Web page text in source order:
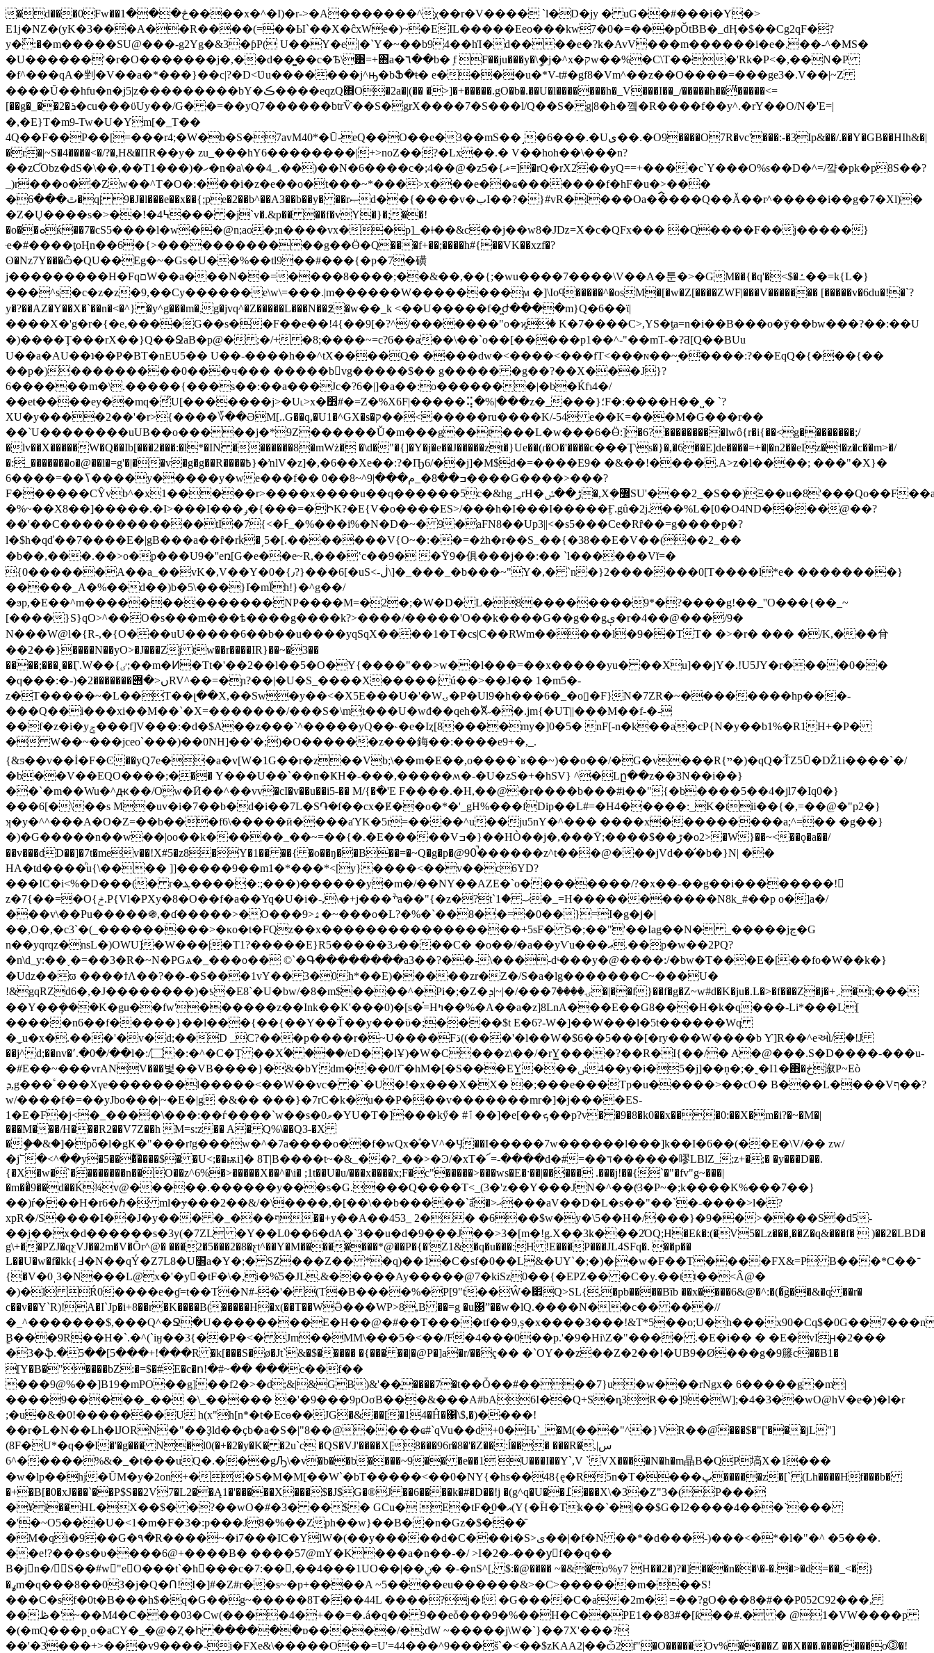
�d���0Fw��څ���1����x�^�I)�r->�A�������^χ��r�V���� `l�D�jy � uG��#���i�Y�>
E1j�NZ�(yK�3���A��R����(=��Ы`��X�ĉxWe�)~�EIL�����Eeo���kw7�0�=���pǑtBB�_dӉ�$��Cg2qF�?
y�ٔ:�؜�m�����SU@���-g2Yg�&3�ƥP( U��Y�e|�`Y�~��b94��hΊ�d����e�?k�AvV���m������i�e�,��-^�MS�
�U������'�r�O�������j�,��d��͚��c�Ѣ\͸=+΋a�٦��b�ٟ f F��ju���y�\ީ�j�^x�קw��%�C\T���'Rk�P<�,��N�P
�f^���qA�剉�V��a�*���}��c|?�D<Ʋu�������j^ԣ�bՖ�ŧ� e���̪�u�*V-t#�gf8�Vm^��z��O����=���ge3�.V��|~Z
����Ŭ��hfu�n�j5|z���������bY�ڪ����eqzQ΋O�2a�|(�� �>]�+�����.gO�b�.��U�l�������h�_V���I��_/�����h��ͧ�����<=
[��g�_��2�ܪ�cu���ϋUy��/G� �=��yQ7������btrѶ��S�grX����7�S���l/Q��S� g|8�h�꼨�R����f��y^.�rY��O/N�'E=|
�,�E}T�m9˗Tw�U�Ym[�_T��
4Q��F��P��[=���r4;�W�b�S�7avM40*�Ū-eQ��O��e�3��mS��˼�6���.�Uی��.�O9����O7R�vc'���:-�3Ip&��/.��Y�GB��HIh&�|
�r�|~S�4����<�/?�,H&�ПR��y� zu_���hY6��������|+>noZ��?�Lx��.� V��hoh��\���n?
��zƇObz�dS�\��,��T1���)�ހ�n�a\��4_.��)��N�6����c�;4��@�z5�{ޜ=]�rQ�rX2͐��yQ==+����c`Y���O%s��D�^=/꺜�pk�p8S��?
_)r���o��Zw��^T�O�:���i�z�e��o�t���~*���>x���e��ҩ�������f�hF�u�>���
�ٿ���6�q| 9�J�l�̛��e��x��{;pe�2��b^��A3��b��y� ��rޞd��{����v�بI��?�}#vR�l���Oa�꛰����Q��Ǎ��r^�����i��g�7�Xl)�
�Z�Ų����s�>��!�߆4��� �j`v�.&p�� ��f�vY�}�;��!
�o��ܘќ��7�cS5����l�w��@n;ao�;n����vx��p]_�ǂ��&c��j��w8�Jǲ=X�c�QFx��� �Q����F��j�����}
ҽ�#����ţoӉn��6�{>������������g��Ӫ�Q���f+��;����h#{��VK��xzf�?
ʘ�Nz7Y���ѽ�QU��Eg�~�Gs�U��%��tl9��#���{�p�7�磺
j���������H�FqםW��a���N��=����8����;��&��,��{;�wu����7����\V��A�툰�>�GM��{�q'�<$�ߑ��=k{L�}
���^s�c�z�z�9,��Cy������e\w\=���.|m������W��������ϻ �]\Ioϥ�����^�osM�[�w�Z[����ZWF|���V������� [�����v�6du�!�`?
y�?��AZ�Y��X�`��n�<�^} �y^g���m�,g�jvq^�Z�����L���N��߶�w��_k <��U�����f�͖ժ����m}Q�6��ϊ|
����X�'g�r�{�e,����G��s��F��e��!4{��9[�?^/�������"o�ϗٝ� K�7����C>,YS�ƫa=n�i��B���o�ӯ��bw���?��:��U
�)����Ţ���rX��}Q��ՋaB�p@� ;�/+ �8;����~=c?6��a��\��`o��[�����p1��^-"��͏mT-�?Ƌ[Q��BUu
U��a�AU��ʇ��P�BT�nEU5�� U��-����h��^tX����Q֣� ����dw�<����<���fT<���ɴ��~̟�҇����:?��EqQ�{���{��
��p�)���������0���ч��� �����bvg�����$�� g����� �g��?��X���J}?
6������m�\.�����{���s��:��a���Jc�?6�|]�a��:o�������|�b�Ќfɿ4�/
��et����ey��mq�̊U[�������j>�U˪>x�׻#�=Z�%X6F|�����⢭�%|���z�_���}؛F�:����H��˽� `?
XU�y����2��'�r>{����؆��ƏM[..G��q,�U1�^GX�s�ק��<�����ru����K/-54 e��K=���M�G���r��
��`U��������uUB��o�����j�*9Z������Ǔ�m���g��t���L�w���6�Ӫ:]�6?���������lwô{r�i{��<g��������;/
�lv��X�����W�Q��Ib[���2���:�l*�ІN �������8�mWż� �\d�"�{]�Y�j�e��J�����zt�}Ue��(ɾ�O�'����ϲ���Ţ\s�}�,�6��E]de����=+�|�n2��eIz�˦�z�c��m>�/
�:_�������o�@��l�=g'�|��v�g�g��R����߿}�ŉlV�z]�,�6��Xe��:?�Ҧ6/��j]�M$d�=����E9� �&��!����.A>z�l����; ���"�X}�
6����=��ߖ����y�����y�we���f�� ߏ��8�_م���|9^~8��0����G����˃���?
F������CŶvb^�x1�����r>����x����u��q������5c�&hg؃rH�ڑ��ݽ�,Xܲ�߼SU'���2_�S��)Ξ��u�8'���Qo��F��a��VSK5���l^̪y�o��$=���=���{|O���a.�IyO=�'euO��=��-
�%~��X8��]�����.�I>���I���ݛ�{���=�ԻK?�E{V�o����ES>/���h�I���I�����Ӻ.gů�2j.��%L�[0�O4ND����@��?
��'��C������������tI�7{<�ߓ_�%���i%�Ν�D�~� 9�aFΝ8��Up3||<�s5���Ce�Rȓ��=g����p�?
l�$h�qď��7����E�|gB���a��ȓ�r۠k�͵5�[.�������V{O~�:��=�żh�r��S_��{�38��E�V��(��2_��
�b��,���.��>o�p���U9�''eռ[G�e��e~R,���ʽc��9� �Ϋ9�俱���j��:�� `l������Vĭ=�
{0������A��a_��vK�,V��Y�0�{٫?}���6[�uS<-ڶ\]�_���_�b���~"Y�,� `n�}2�������0[T����l*e� ��������}
�����_A�%��d��)b�5\���}݁I�mΪh!}�^g��/
�ϧp,�E��^m��������������NP����M=�2�;�W�D� L�8��������9*�?����g!��_''O���{��_~
[����}S}qO>^��O�s���m���ѣ����g����k?>����/�����'O��k����G��g��gې�r�4��@���/9�
N���W@l�{R-,�{O���uU�����6��b��u����yqSqX����1�T�cs|C��RWm�����l�9��TT� �>�r� ��� �/K,���䏌
��2��}����N��yO>�J���Zj tw��r����IR}��~�3��
����;���˛��Ӷ.W��{ٸ;��m�Ͷ�Tt�'��2��l��5�O�Y{����"��>w��l���=��x�����yu� ��Xu]��jY�.ǃU5JY�r����0��
�q���:�-)�ں<�݋�������2RV^��=�ɲ?��|�U�S_����X�����| ú��>��J�� 1�m5�-
z�T�����~�L��T��լ��X,��Sw�y��<�X5E���U�'�Wۍ�P�Ul9�h���6�_�o▯�F}N�7ZR�~��������hp���-
���Q��i���xi��M��`�X=�������/���S�\mt���U�wđ��qeh�ꬨ˶��.jm{�UT||���M��f-�-
��f�z�i�yݮ���f]V���:�d�$A��z���`^�����yQ��˞�e�Iȥ[8����my�]0�5� nF[-n�k��a�cP{N�y��b1%�R1H+�P�
� W��~���jceo`���)��0NH]��'�;)�O������z���鋂��:����e9+�,_.
{&ƽ��v��İ�F�Ͼ��yQ7e��a�v[W�1G��r�z��Vb;\��m�E��,o����`ʁ��~)��o��/�G�v���R{ײ�)�qQ�ŤZ5Ū�Ǆ1i����`�/
�b��V��EQO����;�ְ�� Y���U��`��n�ҜH�-���,�����ʍ�-�U�zS�+�hSV} ^�Lը��z��3N��i��}
��`�m��Wu�^ԫ��/O۪w�Ӣ��^��vv�cI�v��u��i5˗�� M/{�߭�'E F����.�H,��@�r����b���#i��"{�b����5��4�jl7�Iq0�}
���6[�\��s M�uv�i�7��b�d�i��7L�S֏�f��cx�Ɇ��o�*�'_gH%���fDip��L#=�H4�����:_K�tii��{�,=��@�"p2�}
ʞ�y�^^���A�O�Z=��b���f6\�����ӣ����aΎK�5r=����^u��ju5nY�^��� ����x���������a;^=�� �g��}
�)�G�����n��w��|oo��k�����_��~=��{�.�E�����Vߏ�}��HÒ��j�,���Ȳ;����$��ڑ�o2>�W}��~<��ǫ�a��/
��v���dD��]�7t�mev��ǃX#5�z8�Y�1�� ��{ �o��ŋ��B��=�~Q�g�p�@߀9�̚�����z^t���@���jVd��̛�b�}N| ��
HA�td����ͪu{\���� ]]�����9��m1�*���*<[y}����<��v��c6YD?
���IC�i<%�D���(� r�ܔ�����:;���)������y�m�/��NY��AZE�`o��������/?�x��-��g��i��������!𩽌
z�7{��=�O{ݲ.P{Vl�PXy�8�O��f�a��Yq�U�i�-,\�+j���ׯa��"{�z�?t`ޙ- �1�_=H�����������N8k_#��p o�]a�/
���v\��Pu�����֍,�ɗ�����>�O���ۿ<9�~���o�L?�%�`��8��=�0��}=I�g�j�|
��,O�,�c3`�(_���������>�κo�t�FQz��x�����������������+5sF� 5�;��"'��Iag��N� _�����jڃ�G
n��yqrqz�nsL�)OWU]�W���|�T1?�����E}R5�����ޕ3����C� �o��/�a��yѴu���ޢ.��p�w��2PQ?
�n\d_y:��˯�=��3�R�~N�PGѧ�_���o�� ©`�Գ��������a3��?��-\���-dˢ���y�@����:/�bw�Ƭ���E�[��fo�W��k�}
�Uǳ��ϖ ����ϯΛ��?��-�S���1vY�� 3�0h*��E)�����zr�Z�/S�a�lg�������C~���U�
!&gqRZd6�,�J��������)�ƾ�E8`�U�bw/�8�m$����^�Pi�;�Z�ۍ����7���/�|~|ܕ�|��f}��f�g�Z~w#d�K�ju�.L�>�f���Z�j�+܇�ȋ;���
��Y��݄���K�gu��fw'������z��Ink��K'���0)�[s�֗=Hߤ��%�A��a�z]8LnA���E��G8���H�k�q���-Li*���L[
�����n6��f�����}��l���{��{��Y��Ť��y���ϋ�;����$t E�6?-W�]��W���l�5t������Wq
�ٟ_u�x�.���'�v�d;��D _C?���p����r�~U����Fڌ((���'�l��W�$6��5���[�ry���W����b Ƴ]R��^eઓ/�!J
��j^d;��nv�٬.�0�/��l�:/۝�:�^�C�Ț ��Xۢ� ���/eD��lҰ)�W�C���z\��/�rY̳����?��R�I{��/� A�@���.S�D����-���u-
�#Ε��~���vrANV���벛��VB����}�&�bYdm���0/f˜�hM�[�S���EY̳���ݽ��4y�i�5�j]��ņ�;�˷�I1�΋�ڂ溆P~Eò
ܕ,g���ٴ���Xγe�������l�����<��W��vc� �`�U�!�x���X�X� �;���e���Tp�u�����>��cO� B���L����Vף��?
w/����f�=��yJbo���|~�E�|g �&�� ���}�7rC�k�u��P���v�������mr�]�j����ES-
1�E�F�j<�_����\���:��ѓ����`w��s�0ވ�YU�T�]���kӳ� #ٲ��]�e[��ܟ��p?v� �9�8�k0��x���0:��X�m�i?�~�M�|
���M���/H���R2��V7Z��h M=s:z�� A� Q%\��Q3˗�X
�ީ��&�]�pȫ�l�gK�"���rזg���w�^�7a����o��f�wQx�ͣ�V^�Ӌ��I�����7w������l���]k��I�6��(��E�\V/�� zw/
�j՟�<^��y�5���ͭ͡����$� �U<;��ѭi]� 8T|B����t~�&_��?_��>�Ͽ/�xT�՜=-����d�#=��ד������嘐LBlZ_;z+�;� �y���D��.
{�X�w�`��������n��O��z^6%�>�����X��^�\i� ;1t��U�u/���x����x;F�c"�����>���ws�E�ˑ��|����� .���j!��{`�"�fv"g~���|
�m��̊9��d��Ќ¾v@�����.������y���s�G.���Q����T<_(3�'z��Y���JN�^��(ͭ3�P~�;k����K%���7��}
��)ŕ���H�r6�ℏ� ml�ɏ���2��&/�\����,�[��\��b�����`߯a�>ޙ���aV��D�L�s��"��`�-����>l�?
xpR�/S����I��J�y��� �_���ף��+y��A��453_ 2�� �6��$w�y�\5��H�/���}�9��>����S�d5-
��j��x�d������s�3y(�7ZL �Y��L0��6�dA�`3��u�d�9���J��>3�[m�!g.X��3k���2ΌԚ;H�Eƙ�:(�V5�Lz���,��Z�q&���f�  )��2�LBD�
g\+��PZJ�qƹVJ��2m�V�Õr^@� ���2�5���2�8�ƹt^��Y�M��������*@��P�{�'Z1&�q�u���:H !E���P���JL4SFq�. ��p��
L��U�w�f�kk{߃�N��qÝ�Z7L8�U׻a�Y�;� SZ���Z�� *�q)��1�C�sf�0��L&�UY`�;�)�|�w�F��T����FX&=P B���*C��־
{�V�0ˌ3�N���L@x�'�y�tF�\�,i�%̔5�JL.&�����Ay�����@7�kiSz0��{�EPZ�� �C�y.��tt��<Â@�
�)�l Ŕ0����e�ɠ=t��T�N#-�'� (T�B����%�P[9"t��Ŵ�׎Q>SL{,�pb����Bȉb ��x����6&@�^:�(�͡g��&�q ��r�
c��v��Y`R)!A�I`Jp�i+8��r�K����B(�����H�x(��T��WӚ���WP>8,B ��=g �u΃ˮ��w�lQ.����N��c�� ���//
�_^�������$,���Q^�Ջ�U��������E�H��@�#��T����tf��9,ș�x����3���!&T*5��o;U�h���
ٍB���9R��H�`.�^(`iӈ��3{��P�<� Jm��MM\���5�<��/F�4���0��p.'�9�Hi\Z�"���� .�E�i�� � �E�vIԩ�2���
�3�ֆ.�5��[5���+!���R �k[���S�ø�Jt`&�$����� �{��� ��|�@P�]a�r/��ҁ�� �`OY��z��Z�2��!�UB9�Ø���g�9籐c��B1�
[Y�B�"����bZ:�=$�#E�c�ո!�#~�� ���c��f��
���9@%��]B19�mPO��g]��f2�>�d;&|&GB)&'��ֱ����7�t��Ȱ��#����7}u�w���rNgx� 6�����g�m|
����9�����_�� �\_����� �'�9���9pOσB���&���A#bA6I��Q+S�ȵ3R��]9�W];�4�3��wO@hV�e�)�l�r
;�u�&�0!�������U h(x"h[n*�t�Ecө��JG�&��[�14�Ĥ�΁\$,�)����!
��r�L�N��Lh�lJORN�"��Ҙld��ҫb�a�S�|"8��@����ҩ#`qVu��d+0�Ԋ`_�M(���"^�}VR��@֘���$�"['���jL"]
(8F�U*�q�ܴ�I�'�g��� N�l0(�+�2�y�K� �2u`c �QS�VJ'����X[8���96r�8�'�Z��:ĺ��� ���R�,س|
6^�����%&�_�t���uQ�.���gԠ\�v�b��b����~9�� �e��1 U���I��Y`,V `VX����N�h�m晶B�QҎ塙X�1���
�w�lp��hj�ŬM�y�2on+��S�M�M[��Wˋ�bT�����<��0�NY{�hs��48{ę�R5n�T����ڀ�����z�[` (Lh����Hf���b�
�+�B[�0�xJ���`��P$S��2V7�L2��Ą1�'�����X���$�J$G�®J ��6����k�#�D��!j �(g^q�U��߁���X\�3�Z"3�(P���
�¥і��HL�X��$� �?��wO�#�3� ��$� GCu� E�tF�އ�0̺(Y{�ؒH�Tk��`�|��$G�I2����4���`���
�'�~O5���U�<1�m�F�3�:p���J8�%��Zph��w}��B��n�Gz�$���̄
�M�qi�9��G�٩�R����~�i7���IC�YlW�(��y�����d�C���i�S>ى��|�f�N ��*�d���-)���<�*�l�"�^ �5���.
��e!?���s�υ����6@+����B� ����57@mY�K���a�n��-�/ >Ι�2�˶���yْf��q��
B�jn�/ S��#w"eO���t`�h���c�7:��,��4���1UO��|��ݧ� �-�nS^[, $:�@���� ~�&�o%y7 H��2�)?�]���n��\�-�.�>�d=��_<�}
�ߩm�q���8��03�j�Q�Ո!І�]#�Z#r��s~�p+����A ~5����eu������&>�C>������m���S!
���C�sf�0t�B���h$�q�G��g~�����8T���44L ����?j�! �G����C�a�2m� =��?gO���8�#��P052C92���,
��ڟ�'~��M4�C���03�Cw(����4�+��=�.á�q�� 9��eȱ���9�%��H�C��PE1��83#�[ƙ��#.� � @1�VW����p
�(�mQ���p˻o�aCY�_�@�Ȥ�հ ������ɒ�����/�;dW ~�����j\W�`}��7X'���?
��'�3���+>���v9����-i�FXe&\�����O��=U'=44���^9���š`�<��$zKAA2|��ѽ2f"�O�����Ov%����Z ��X���.�������o⓷�!